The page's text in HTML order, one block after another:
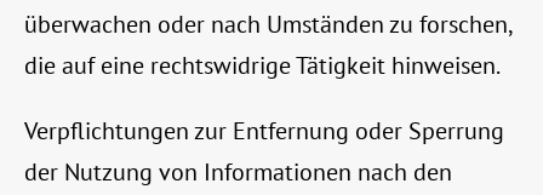
überwachen oder nach Umständen zu forschen,
die auf eine rechtswidrige Tätigkeit hinweisen.
Verpflichtungen zur Entfernung oder Sperrung
der Nutzung von Informationen nach den